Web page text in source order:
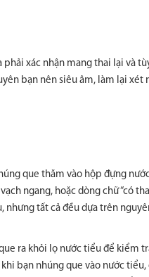
xác nhận mang thai lại và
bạn nên siêu âm, làm lại
que thăm vào hộp đựng
ngang, hoặc dòng chữ “có
nhưng tất cả đều dựa trên
ra khỏi lọ nước tiểu để kiểm
bạn nhúng que vào nước tiểu,